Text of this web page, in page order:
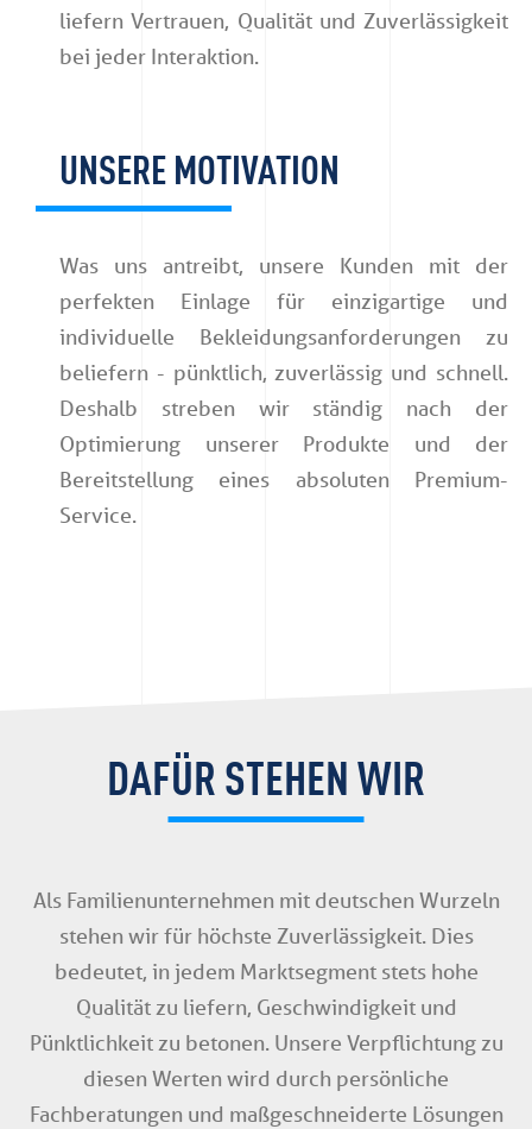
liefern Vertrauen, Qualität und Zuverlässigkeit
bei jeder Interaktion.
UNSERE MOTIVATION
Was uns antreibt, unsere Kunden mit der
perfekten Einlage für einzigartige und
individuelle Bekleidungsanforderungen zu
beliefern - pünktlich, zuverlässig und schnell.
Deshalb streben wir ständig nach der
Optimierung unserer Produkte und der
Bereitstellung eines absoluten Premium-
Service.
DAFÜR STEHEN WIR
Als Familienunternehmen mit deutschen Wurzeln
stehen wir für höchste Zuverlässigkeit. Dies
bedeutet, in jedem Marktsegment stets hohe
Qualität zu liefern, Geschwindigkeit und
Pünktlichkeit zu betonen. Unsere Verpflichtung zu
diesen Werten wird durch persönliche
Fachberatungen und maßgeschneiderte Lösungen